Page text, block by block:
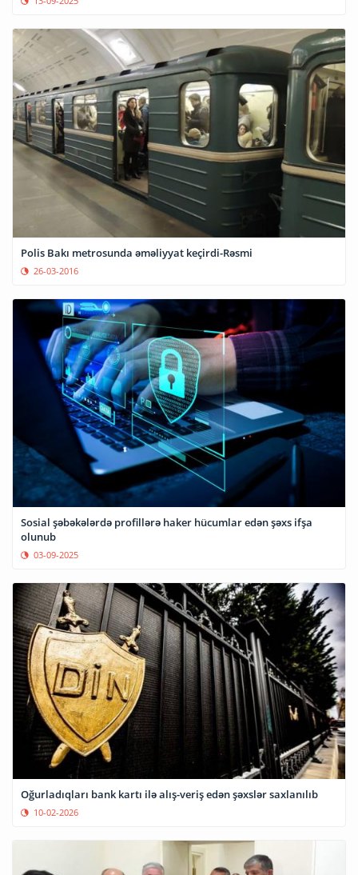
Polis Bakı metrosunda əməliyyat keçirdi-Rəsmi
26-03-2016
Sosial şəbəkələrdə profillərə haker hücumlar edən şəxs ifşa
olunub
03-09-2025
Oğurladıqları bank kartı ilə alış-veriş edən şəxslər saxlanılıb
10-02-2026